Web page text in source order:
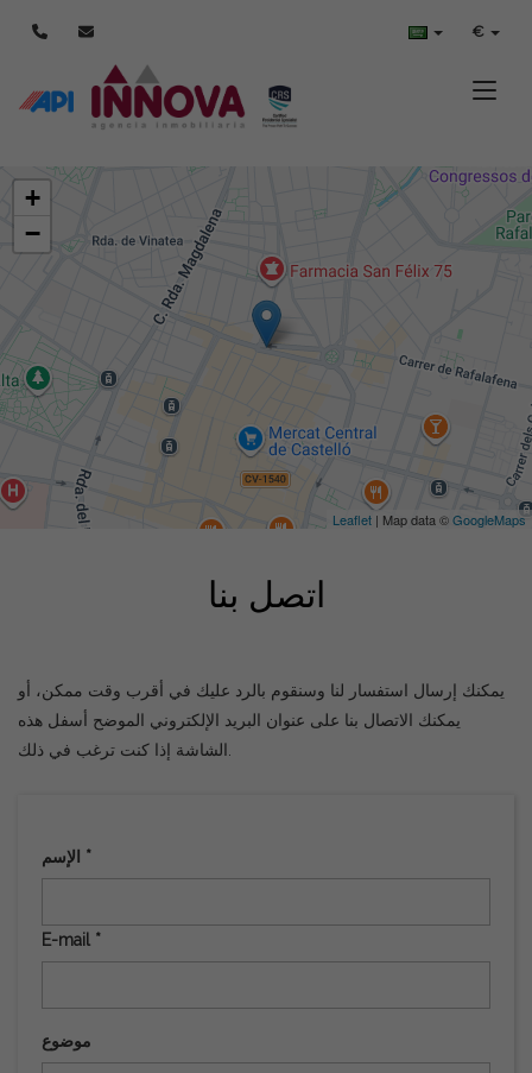
€
+
−
Leaflet | Map data ©GoogleMaps
اتصل بنا
يمكنك إرسال استفسار لنا وسنقوم بالرد عليك في أقرب وقت ممكن، أو
يمكنك الاتصال بنا على عنوان البريد الإلكتروني الموضح أسفل هذه
الإسم *
E-mail *
موضوع